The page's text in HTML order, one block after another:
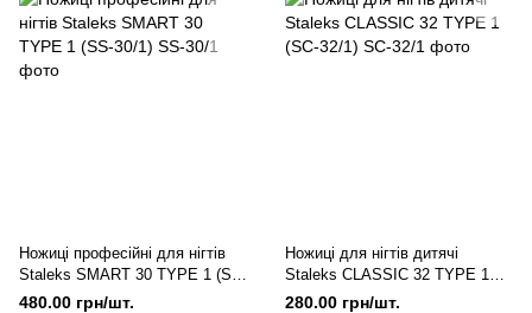
Ножиці професійні для нігтів
Staleks SMART 30 TYPE 1 (SS-
30/1)
480.00 грн/шт.
Ножиці для нігтів дитячі
Staleks CLASSIC 32 TYPE 1
(SC-32/1)
280.00 грн/шт.